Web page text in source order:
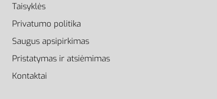
Taisyklės
Privatumo politika
Saugus apsipirkimas
Pristatymas ir atsiėmimas
Kontaktai